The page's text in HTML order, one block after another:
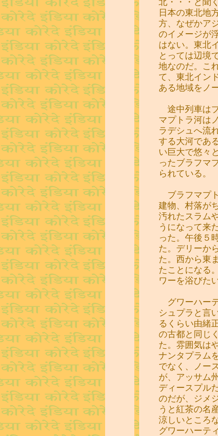
日本の東北地
方、なぜかア
のイメージが
はない。東北
とっては辺境
地なのだ。こ
て、東北イン
ある地域をノ
途中列車は
マプトラ河は
ラデシュへ流
する大河であ
い巨大で悠々
ったブラフマ
られている。
ブラフマプ
建物、村落が
汚れたスラム
うになって来
った。午後５
た。デリーか
た。西から東
たことになる
ワーを浴びた
グワーハー
シュプラと言
るくらい由緒
の古都と同じ
た。雰囲気は
ナンタプラム
でなく、ノー
が、アッサム
ディースプル
のだが、ジメ
うと紅茶の名
涼しいところ
グワーハーテ